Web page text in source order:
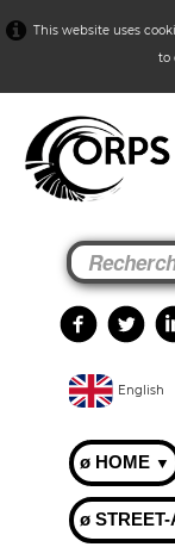
This website uses
to
English
ø HOME ▼
ø